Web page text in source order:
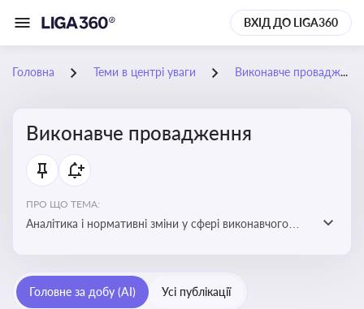
ВХІД ДО LIGA360
Головна Теми в центрі уваги Виконавче провадження
Виконавче провадження
ПРО ЩО ТЕМА:
Аналітика і нормативні зміни у сфері виконавчого
завершенню проваджень, діяльності державних і
приватних виконавців
Головне за добу (AI) Усі публікації